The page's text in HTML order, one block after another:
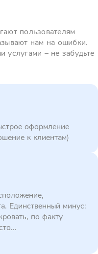
пользователям
нам на ошибки.
услугами – не забудьте
оформление
к клиентам)
Единственный минус:
по факту